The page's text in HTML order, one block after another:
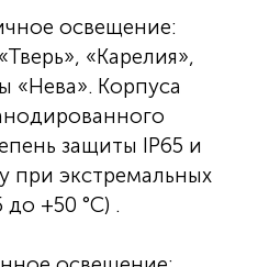
освещение:
«Карелия»,
«Нева». Корпуса
защиты IP65 и
при экстремальных
+50 °C) .